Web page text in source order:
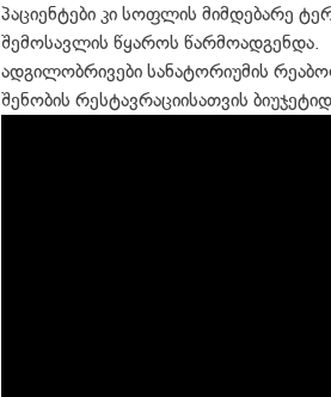
პაციენტები კი სოფლის მიმდებარე
შემოსავლის წყაროს წარმოადგენდა.
ადგილობრივები სანატორიუმის
შენობის რესტავრაციისათვის